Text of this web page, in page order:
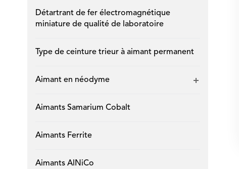
Détartrant de fer électromagnétique
miniature de qualité de laboratoire
Type de ceinture trieur à aimant permanent
Aimant en néodyme
Aimants Samarium Cobalt
Aimants Ferrite
Aimants AlNiCo